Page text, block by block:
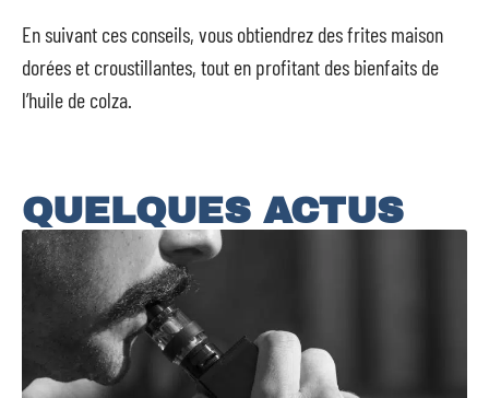
En suivant ces conseils, vous obtiendrez des frites maison
dorées et croustillantes, tout en profitant des bienfaits de
l’huile de colza.
QUELQUES ACTUS